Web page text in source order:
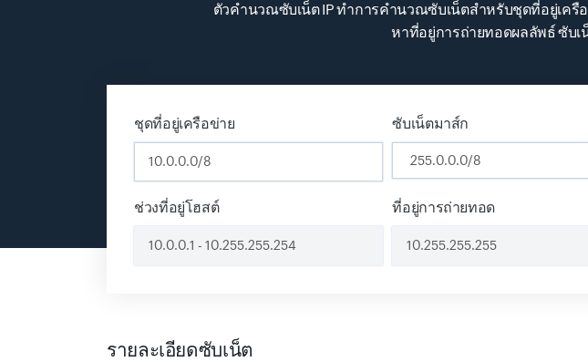
ตัวคำนวณซับเน็ต IP ทำการคำนวณซับเน็ตสำหรับชุดที่อยู่เครื
หาที่อยู่การถ่ายทอดผลลัพธ์ ซับ
ชุดที่อยู่เครือข่าย ซับเน็ตมาส์ก
ช่วงที่อยู่โฮสต์ ที่อยู่การถ่ายทอด
รายละเอียดซับเน็ต